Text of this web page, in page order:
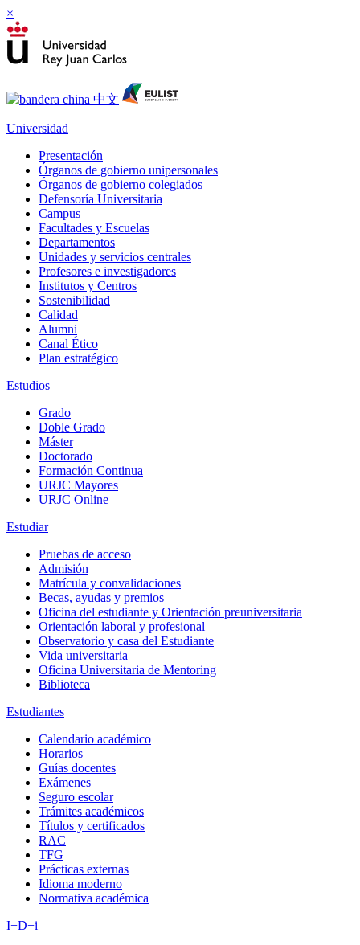
×
Universidad
Presentación
Órganos de gobierno unipersonales
Órganos de gobierno colegiados
Defensoría Universitaria
Campus
Facultades y Escuelas
Departamentos
Unidades y servicios centrales
Profesores e investigadores
Institutos y Centros
Sostenibilidad
Calidad
Alumni
Canal Ético
Plan estratégico
Estudios
Grado
Doble Grado
Máster
Doctorado
Formación Continua
URJC Mayores
URJC Online
Estudiar
Pruebas de acceso
Admisión
Matrícula y convalidaciones
Becas, ayudas y premios
Oficina del estudiante y Orientación preuniversitaria
Orientación laboral y profesional
Observatorio y casa del Estudiante
Vida universitaria
Oficina Universitaria de Mentoring
Biblioteca
Estudiantes
Calendario académico
Horarios
Guías docentes
Exámenes
Seguro escolar
Trámites académicos
Títulos y certificados
RAC
TFG
Prácticas externas
Idioma moderno
Normativa académica
I+D+i